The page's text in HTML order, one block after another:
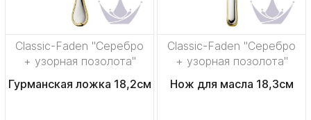
Classic-Faden "Серебро
+ узорная позолота"
Гурманская ложка 18,2см
Classic-Faden "Серебро
+ узорная позолота"
Нож для масла 18,3см